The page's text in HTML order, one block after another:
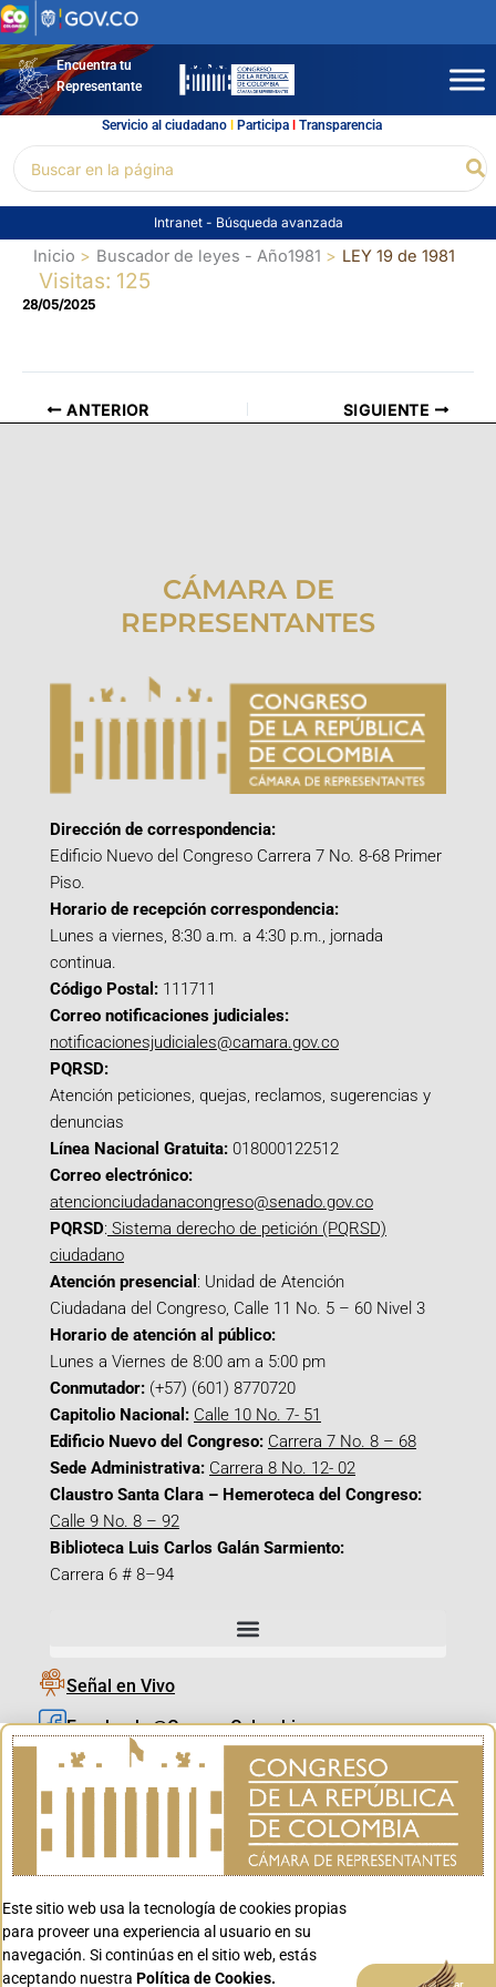
Ir
al
contenidoEncuentra tu
Representante
Servicio al ciudadano l Participal Transparencia
por:
Intranet - Búsqueda avanzada
Inicio Buscador de leyes - Año1981 LEY 19 de 1981
Visitas: 125
28/05/2025
ANTERIOR SIGUIENTE
CÁMARA DE
REPRESENTANTES
Dirección de correspondencia:
Edificio Nuevo del Congreso Carrera 7 No. 8-68 Primer
Piso.
Horario de recepción correspondencia:
Lunes a viernes, 8:30 a.m. a 4:30 p.m., jornada
continua.
Código Postal: 111711
Correo notificaciones judiciales:
notificacionesjudiciales@camara.gov.co
PQRSD:
Atención peticiones, quejas, reclamos, sugerencias y
denuncias
Línea Nacional Gratuita: 018000122512
Correo electrónico:
atencionciudadanacongreso@senado.gov.co
PQRSD: Sistema derecho de petición (PQRSD)
ciudadano
Atención presencial : Unidad de Atención
Ciudadana del Congreso, Calle 11 No. 5 – 60 Nivel 3
Horario de atención al público:
Lunes a Viernes de 8:00 am a 5:00 pm
Conmutador: (+57) (601) 8770720
Capitolio Nacional: Calle 10 No. 7- 51
Edificio Nuevo del Congreso: Carrera 7 No. 8 – 68
Sede Administrativa: Carrera 8 No. 12- 02
Claustro Santa Clara – Hemeroteca del Congreso:
Calle 9 No. 8 – 92
Biblioteca Luis Carlos Galán Sarmiento:
Carrera 6 # 8–94
Señal en Vivo
Facebook_@CamaraColombia
Instagram_@CamaraColombia
X_@CamaraColombia
Youtube_@CamaraColombia
Youtube_@CanalCongreso
Este sitio web usa la tecnología de cookies propias
para proveer una experiencia al usuario en su
navegación. Si continúas en el sitio web, estás
aceptando nuestra Política de Cookies. Aceptar